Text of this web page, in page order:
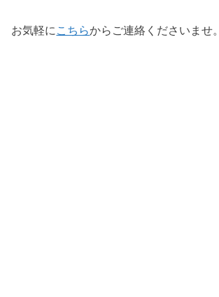
お気軽に こちらからご連絡くださいませ。